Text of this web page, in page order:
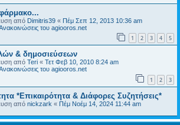
από Dimitris39 « Πέμ Σεπ 12, 2013 10:36 am
του agiooros.net
1 2 3 4 5
& δημοσιεύσεων
από Teri « Τετ Φεβ 10, 2010 8:24 am
του agiooros.net
1 2 3
*Επικαιρότητα & Διάφορες Συζητήσεις*
από nickzark « Πέμ Νοέμ 14, 2024 11:44 am